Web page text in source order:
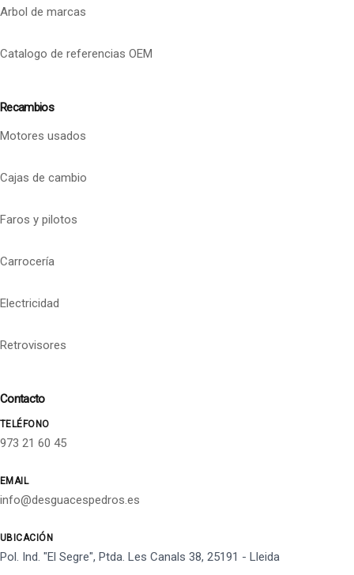
Arbol de marcas
Catalogo de referencias OEM
Recambios
Motores usados
Cajas de cambio
Faros y pilotos
Carrocería
Electricidad
Retrovisores
Contacto
TELÉFONO
973 21 60 45
EMAIL
info@desguacespedros.es
UBICACIÓN
Pol. Ind. "El Segre", Ptda. Les Canals 38, 25191 - Lleida